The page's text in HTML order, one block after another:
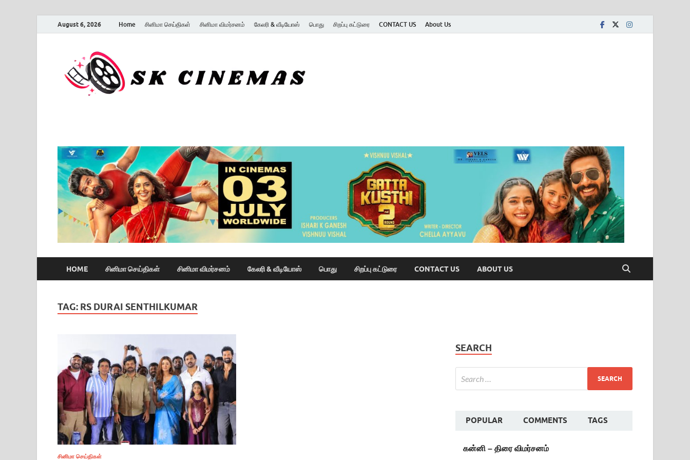
August 6, 2026 Home சினிமா செய்திகள் சினிமா விமர்சனம் கேலரி & வீடியோஸ் பொது சிறப்பு கட்டுரை CONTACT US About Us
HOME சினிமா செய்திகள் சினிமா விமர்சனம் கேலரி & வீடியோஸ் பொது சிறப்பு கட்டுரை CONTACT US ABOUT US
TAG: RS DURAI SENTHILKUMAR
சினிமா செய்திகள்
SEARCH
POPULAR COMMENTS TAGS
கன்னி – திரை விமர்சனம்